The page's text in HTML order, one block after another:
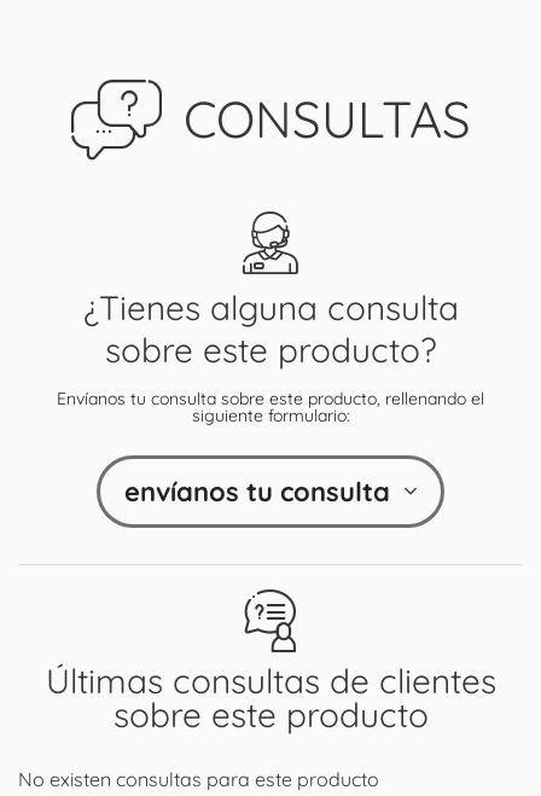
CONSULTAS
Últimas consultas de clientes
sobre este producto
No existen consultas para este producto
¿Tienes alguna consulta
sobre este producto?
Envíanos tu consulta sobre este producto, rellenando el
siguiente formulario:
envíanos tu consulta